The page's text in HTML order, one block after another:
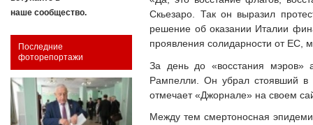
наше сообщество.
Последние
фоторепортажи
Скьезаро. Так он выразил
решение об оказании Италии
проявления солидарности от ЕС,
За день до «восстания мэров»
Рампелли. Он убрал стоявший в
отмечает «Джорнале» на своем
Между тем смертоносная